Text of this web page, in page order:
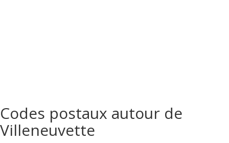
Codes postaux autour de
Villeneuvette